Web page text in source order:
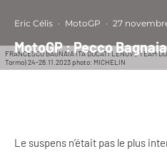
FRANCESCO BAGNAIA ITA DUCATI LENOVO TEAM
Tormo) 24-26.11.2023 photo: MICHELIN
Eric Célis · MotoGP · 27
MotoGP : Pecco
Le suspens n’était pas le plus